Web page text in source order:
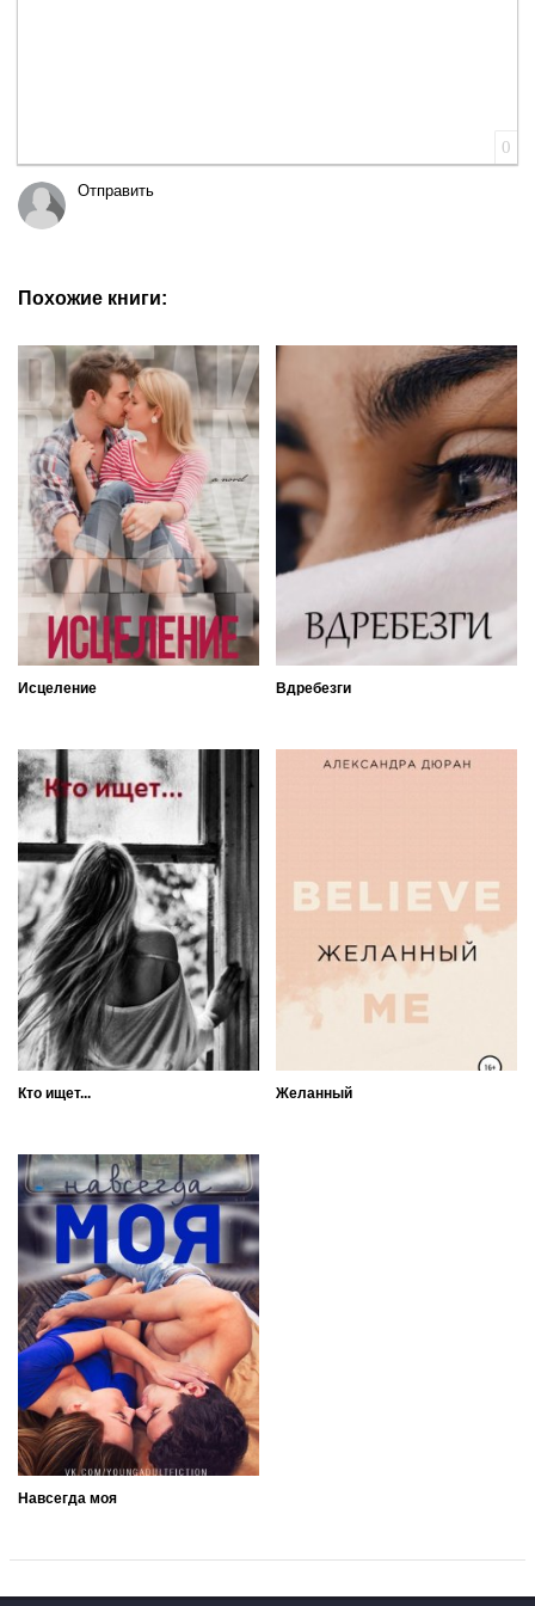
0
Отправить
Похожие книги:
Исцеление Вдребезги
Кто ищет... Желанный
Навсегда моя